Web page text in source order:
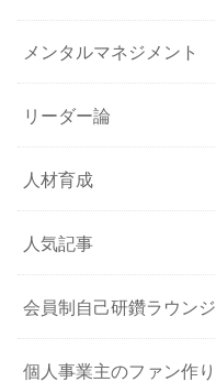
メンタルマネジメント
リーダー論
人材育成
人気記事
会員制自己研鑽ラウンジ
個人事業主のファン作り